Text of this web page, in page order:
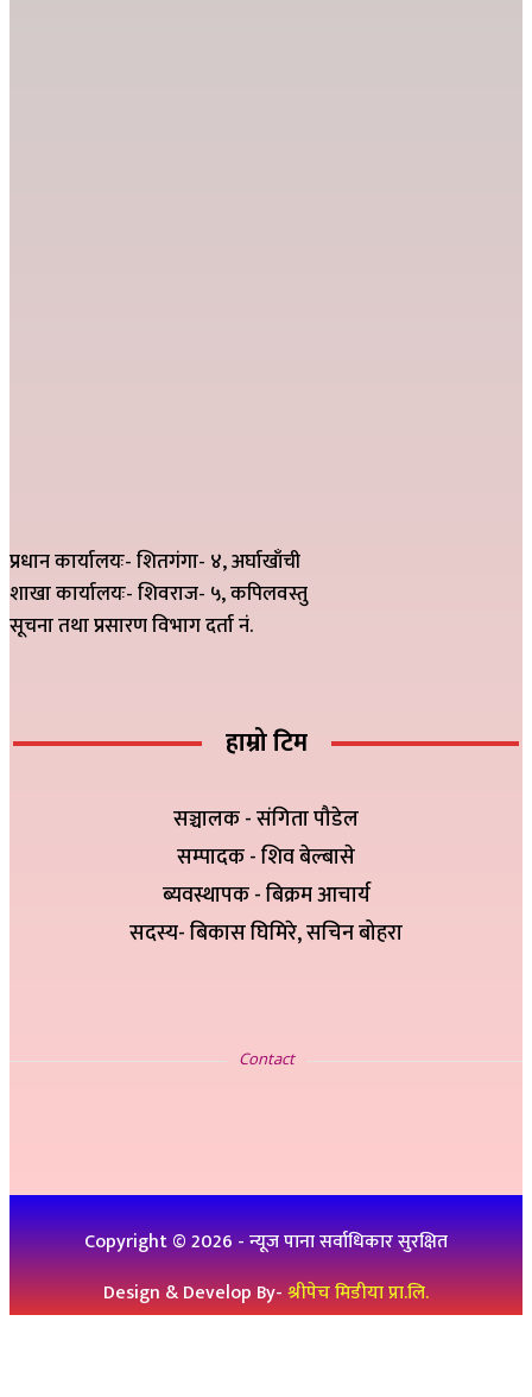
प्रधान कार्यालयः- शितगंगा- ४, अर्घाखाँची
शाखा कार्यालयः- शिवराज- ५, कपिलवस्तु
सूचना तथा प्रसारण विभाग दर्ता नं.
हाम्रो टिम
सञ्चालक - संगिता पौडेल
सम्पादक - शिव बेल्बासे
ब्यवस्थापक - बिक्रम आचार्य
सदस्य- बिकास घिमिरे, सचिन बोहरा
Contact
Copyright ©2026- न्यूज पाना सर्वाधिकार सुरक्षित
Design & Develop By-श्रीपेच मिडीया प्रा.लि.